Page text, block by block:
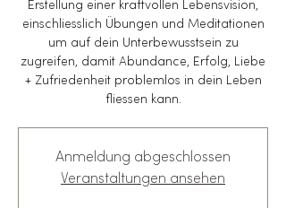
Erstellung einer kraftvollen Lebensvision,
einschliesslich Übungen und Meditationen
um auf dein Unterbewusstsein zu
zugreifen, damit Abundance, Erfolg, Liebe
+ Zufriedenheit problemlos in dein Leben
fliessen kann.
Anmeldung abgeschlossen
Veranstaltungen ansehen